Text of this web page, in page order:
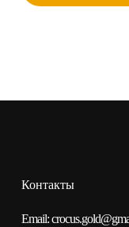
Контакты
Email: